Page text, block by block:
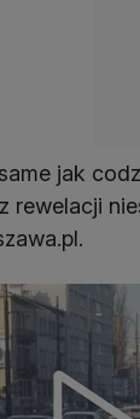
jak
rewelacji